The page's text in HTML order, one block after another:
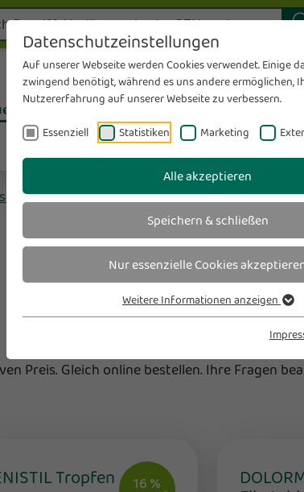
Datenschutzeinstellungen
Auf unserer Webseite werden Cookies verwendet. Einige
zwingend benötigt, während es uns andere ermöglichen,
Nutzererfahrung auf unserer Webseite zu verbessern.
Essenziell Statistiken Marketing
Alle akzeptieren
Speichern & schließen
Nur essenzielle Cookies
Weitere Informationen anzeigen
Individuelle Rezepturen
Medela-Milchpumpenverleih
Meine Karte – Meine Gesundheit
Messen & checken
- Magazin
Stellen wirfürdich
Das wirfürdich-Prinzip
Team
Sanitätshaus
Aktuelles Angebote
UNSERE AKTUELLEN
AKTUELLE
Preis. Gleich online bestellen. Ihre Fragen
16 %
Tropfen